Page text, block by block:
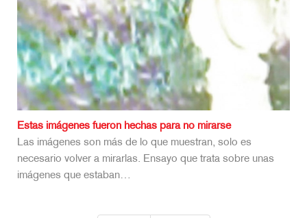
Estas imágenes fueron hechas para no mirarse
Las imágenes son más de lo que muestran, solo es
necesario volver a mirarlas. Ensayo que trata sobre unas
imágenes que estaban…